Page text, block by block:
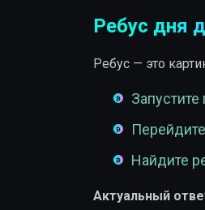
Ребус дня
Ребус — это
Найдите
Актуальный